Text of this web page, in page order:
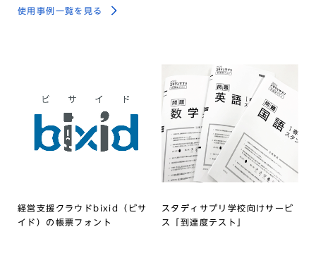
使用事例一覧を見る
経営支援クラウドbixid（ビサ
イド）の帳票フォント
スタディサプリ学校向けサービ
ス「到達度テスト」